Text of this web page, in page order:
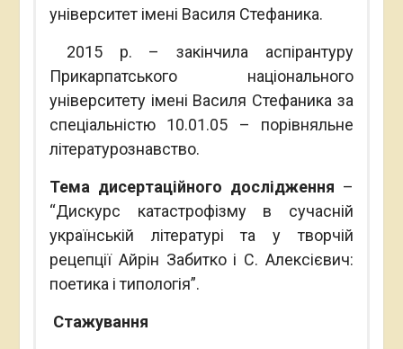
університет імені Василя Стефаника.
2015 р. – закінчила аспірантуру
Прикарпатського національного
університету імені Василя Стефаника за
спеціальністю 10.01.05 – порівняльне
літературознавство.
Тема дисертаційного дослідження –
“Дискурс катастрофізму в сучасній
українській літературі та у творчій
рецепції Айрін Забитко і С. Алексієвич:
поетика і типологія”.
Стажування